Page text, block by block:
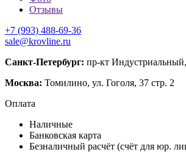
Отзывы
+7 (993) 488-69-36
sale@krovline.ru
Санкт-Петербург: пр-кт
Москва: Томилино, ул. Гоголя, 37 стр. 2
Оплата
Наличные
Банковская карта
Безналичный расчёт (счёт для юр.